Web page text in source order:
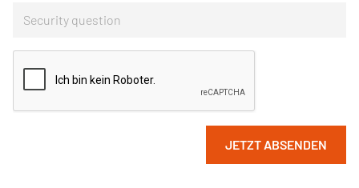
JETZT ABSENDEN